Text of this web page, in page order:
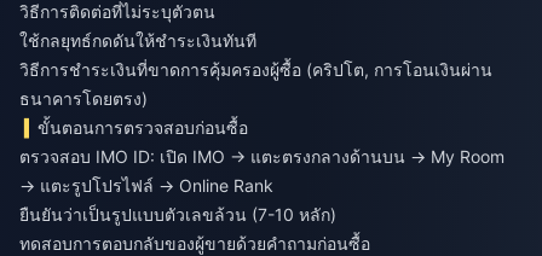
วิธีการติดต่อที่ไม่ระบุตัวตน
ใช้กลยุทธ์กดดันให้ชำระเงินทันที
วิธีการชำระเงินที่ขาดการคุ้มครองผู้ซื้อ (คริปโต, การโอนเงินผ่าน
ธนาคารโดยตรง)
ขั้นตอนการตรวจสอบก่อนซื้อ
ตรวจสอบ IMO ID: เปิด IMO → แตะตรงกลางด้านบน → My Room
→ แตะรูปโปรไฟล์ → Online Rank
ยืนยันว่าเป็นรูปแบบตัวเลขล้วน (7-10 หลัก)
ทดสอบการตอบกลับของผู้ขายด้วยคำถามก่อนซื้อ